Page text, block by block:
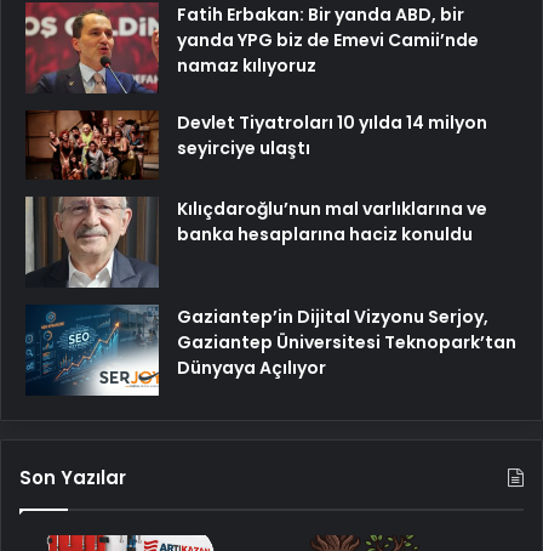
Fatih Erbakan: Bir yanda ABD, bir
yanda YPG biz de Emevi Camii’nde
namaz kılıyoruz
Devlet Tiyatroları 10 yılda 14 milyon
seyirciye ulaştı
Kılıçdaroğlu’nun mal varlıklarına ve
banka hesaplarına haciz konuldu
Gaziantep’in Dijital Vizyonu Serjoy,
Gaziantep Üniversitesi Teknopark’tan
Dünyaya Açılıyor
Son Yazılar